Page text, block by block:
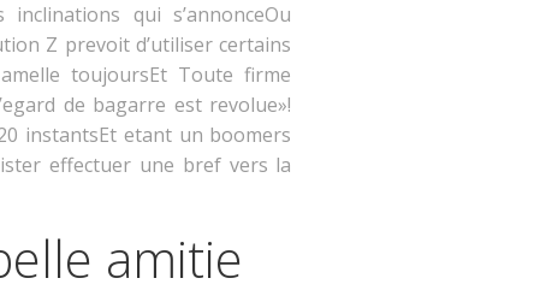
qui s’annonceOu
Z prevoit d’utiliser certains
toujoursEt Toute firme
de bagarre est revolue»!
instantsEt etant un boomers
effectuer une bref vers la
amitie